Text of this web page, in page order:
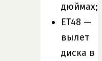
дюймах;
ET48 —
вылет
диска в